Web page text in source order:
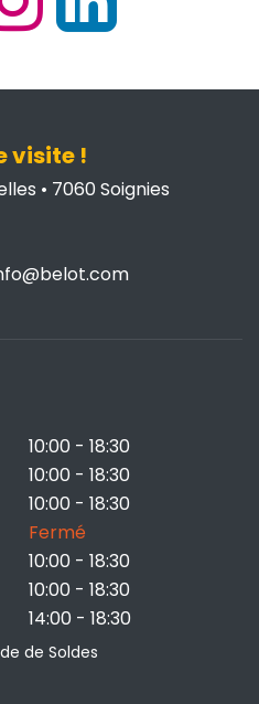
visite !
• 7060 Soignies
10:00 - 18:30
10:00 - 18:30
10:00 - 18:30
Fermé
10:00 - 18:30
10:00 - 18:30
14:00 - 18:30
de Soldes